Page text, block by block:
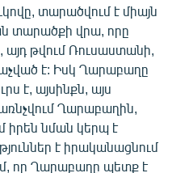
տարածվում է միայն
տարածքի վրա, որը
այդ թվում Ռուսաստանի,
է: Իսկ Ղարաբաղը
է, այսինքն, այս
Ղարաբաղին,
իրեն նման կերպ է
է իրականացնում
որ Ղարաբաղը պետք է